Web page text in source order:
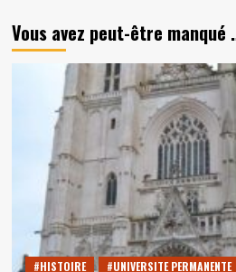
Vous avez peut-être manqué
#HISTOIRE #UNIVERSITE PERMANENTE